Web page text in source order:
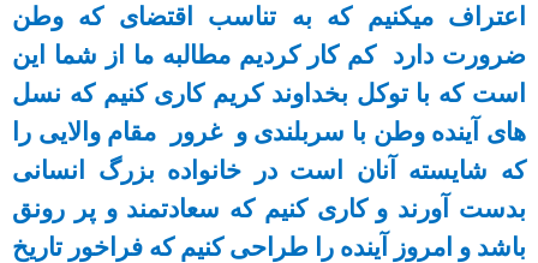
اعتراف میکنیم که به تناسب اقتضای که وطن
ضرورت دارد کم کار کردیم مطالبه ما از شما این
است که با توکل بخداوند کریم کاری کنیم که نسل
های آینده وطن با سربلندی و غرور مقام والایی را
که شایسته آنان است در خانواده بزرگ انسانی
بدست آورند و کاری کنیم که سعادتمند و پر رونق
باشد و امروز آینده را طراحی کنیم که فراخور تاریخ